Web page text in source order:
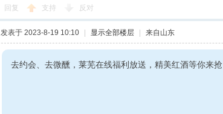
回复 支持 反对
发表于 2023-8-19 10:10 显示全部楼层 来自山东
去约会、去微醺，莱芜在线福利放送，精美红酒等你来抢